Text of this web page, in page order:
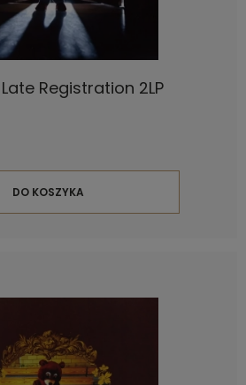
Registration 2LP
DO KOSZYKA